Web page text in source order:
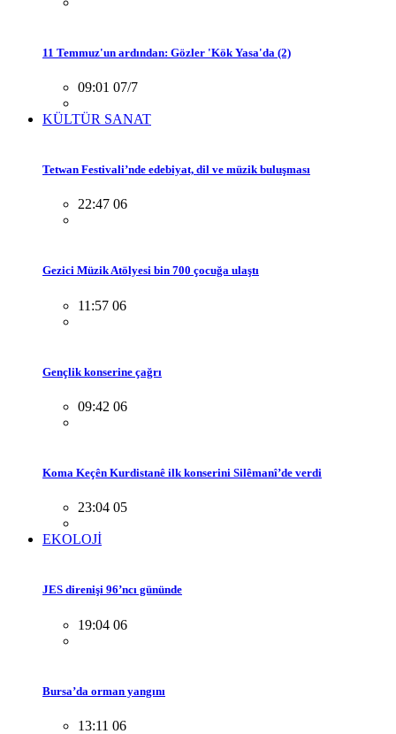
11 Temmuz'un ardından: Gözler 'Kök Yasa'da (2)
09:01 07/7
KÜLTÜR SANAT
Tetwan Festivali’nde edebiyat, dil ve müzik buluşması
22:47 06
Gezici Müzik Atölyesi bin 700 çocuğa ulaştı
11:57 06
Gençlik konserine çağrı
09:42 06
Koma Keçên Kurdistanê ilk konserini Silêmanî’de verdi
23:04 05
EKOLOJİ
JES direnişi 96’ncı gününde
19:04 06
Bursa’da orman yangını
13:11 06